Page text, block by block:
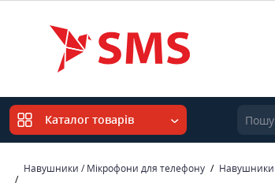
Каталог товарів
Навушники / Мікрофони для телефону Навушники